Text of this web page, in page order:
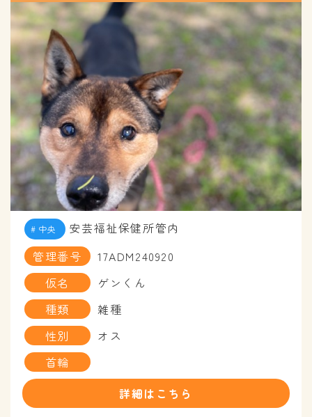
中央
安芸福祉保健所管内
管理番号
17ADM240920
仮名
ゲンくん
種類
雑種
性別
オス
首輪
詳細はこちら